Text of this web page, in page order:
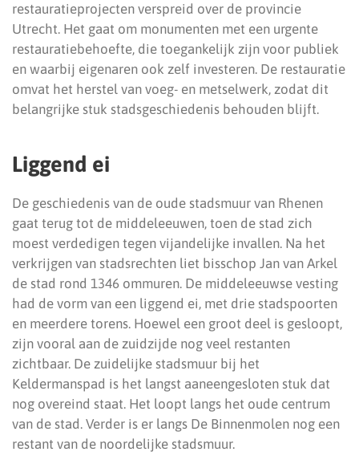
restauratieprojecten verspreid over de provincie
Utrecht. Het gaat om monumenten met een urgente
restauratiebehoefte, die toegankelijk zijn voor publiek
en waarbij eigenaren ook zelf investeren. De restauratie
omvat het herstel van voeg- en metselwerk, zodat dit
belangrijke stuk stadsgeschiedenis behouden blijft.
Liggend ei
De geschiedenis van de oude stadsmuur van Rhenen
gaat terug tot de middeleeuwen, toen de stad zich
moest verdedigen tegen vijandelijke invallen. Na het
verkrijgen van stadsrechten liet bisschop Jan van Arkel
de stad rond 1346 ommuren. De middeleeuwse vesting
had de vorm van een liggend ei, met drie stadspoorten
en meerdere torens. Hoewel een groot deel is gesloopt,
zijn vooral aan de zuidzijde nog veel restanten
zichtbaar. De zuidelijke stadsmuur bij het
Keldermanspad is het langst aaneengesloten stuk dat
nog overeind staat. Het loopt langs het oude centrum
van de stad. Verder is er langs De Binnenmolen nog een
restant van de noordelijke stadsmuur.